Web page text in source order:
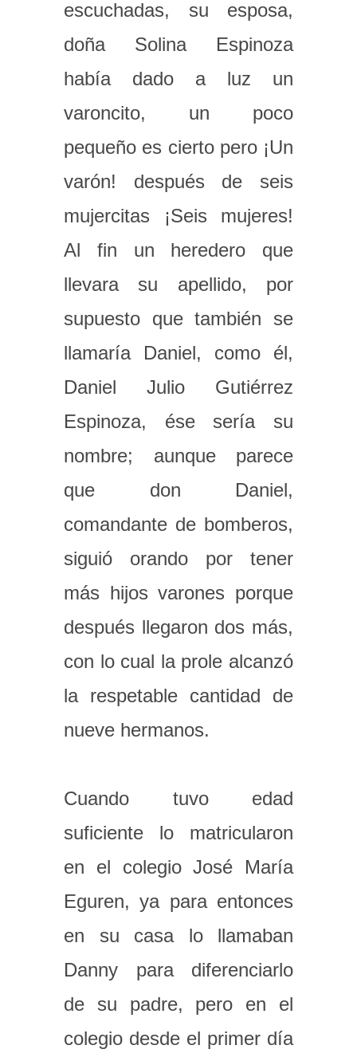
escuchadas, su esposa,
doña Solina Espinoza
había dado a luz un
varoncito, un poco
pequeño es cierto pero ¡Un
varón! después de seis
mujercitas ¡Seis mujeres!
Al fin un heredero que
llevara su apellido, por
supuesto que también se
llamaría Daniel, como él,
Daniel Julio Gutiérrez
Espinoza, ése sería su
nombre; aunque parece
que don Daniel,
comandante de bomberos,
siguió orando por tener
más hijos varones porque
después llegaron dos más,
con lo cual la prole alcanzó
la respetable cantidad de
nueve hermanos.
Cuando tuvo edad
suficiente lo matricularon
en el colegio José María
Eguren, ya para entonces
en su casa lo llamaban
Danny para diferenciarlo
de su padre, pero en el
colegio desde el primer día